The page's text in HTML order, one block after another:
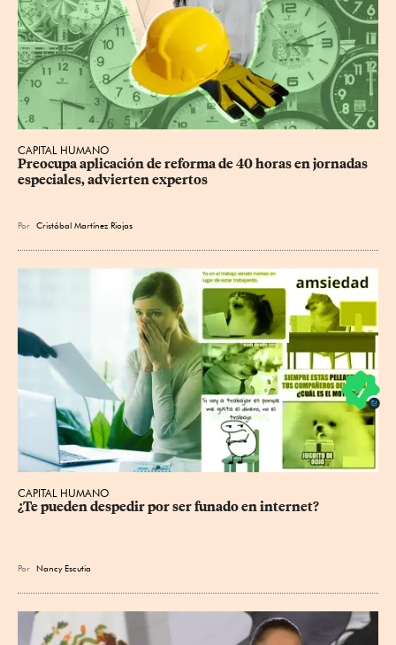
CAPITAL HUMANO
Preocupa aplicación de reforma de 40 horas en jornadas
especiales, advierten expertos
Por Cristóbal Martínez Riojas
CAPITAL HUMANO
¿Te pueden despedir por ser funado en internet?
Por Nancy Escutia